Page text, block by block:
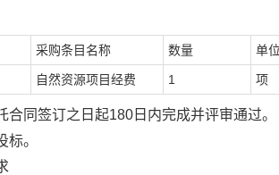
采购条目名称 数量 单位
自然资源项目经费 1 项
合同签订之日起180日内完成并评审通过。
。